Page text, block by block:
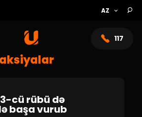
117
cü rübü də
başa vurub